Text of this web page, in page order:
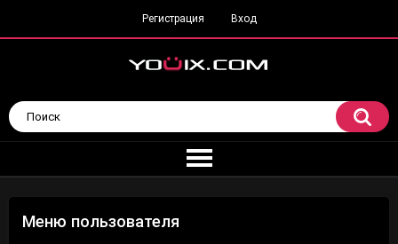
Регистрация Вход
Меню пользователя